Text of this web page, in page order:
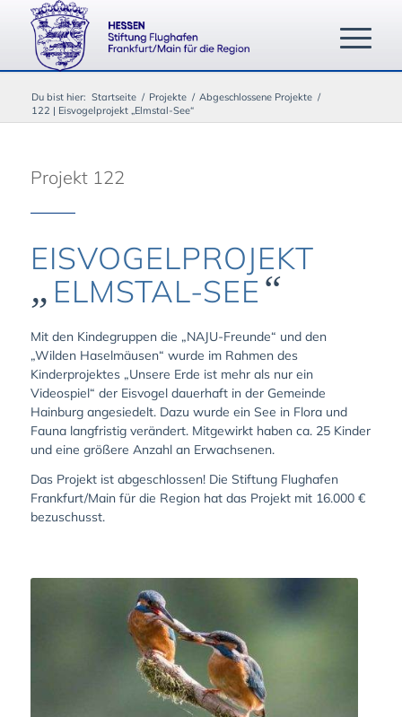
Du bist hier: Startseite / Projekte / Abgeschlossene Projekte /
122 | Eisvogelprojekt „Elmstal-See“
Projekt 122
EISVOGELPROJEKT
„ ELMSTAL-SEE “
Mit den Kindegruppen die „NAJU-Freunde“ und den
„Wilden Haselmäusen“ wurde im Rahmen des
Kinderprojektes „Unsere Erde ist mehr als nur ein
Videospiel“ der Eisvogel dauerhaft in der Gemeinde
Hainburg angesiedelt. Dazu wurde ein See in Flora und
Fauna langfristig verändert. Mitgewirkt haben ca. 25 Kinder
und eine größere Anzahl an Erwachsenen.
Das Projekt ist abgeschlossen! Die Stiftung Flughafen
Frankfurt/Main für die Region hat das Projekt mit 16.000 €
bezuschusst.